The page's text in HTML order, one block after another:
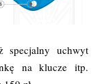
specjalny uchwyt
na klucze itp.